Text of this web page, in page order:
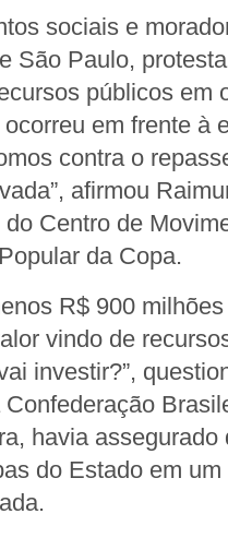
sociais e
São Paulo,
públicos em
em frente à
contra o
afirmou
Centro de
da Copa.
R$ 900
vindo de
investir?”,
havia assegurado
do Estado em